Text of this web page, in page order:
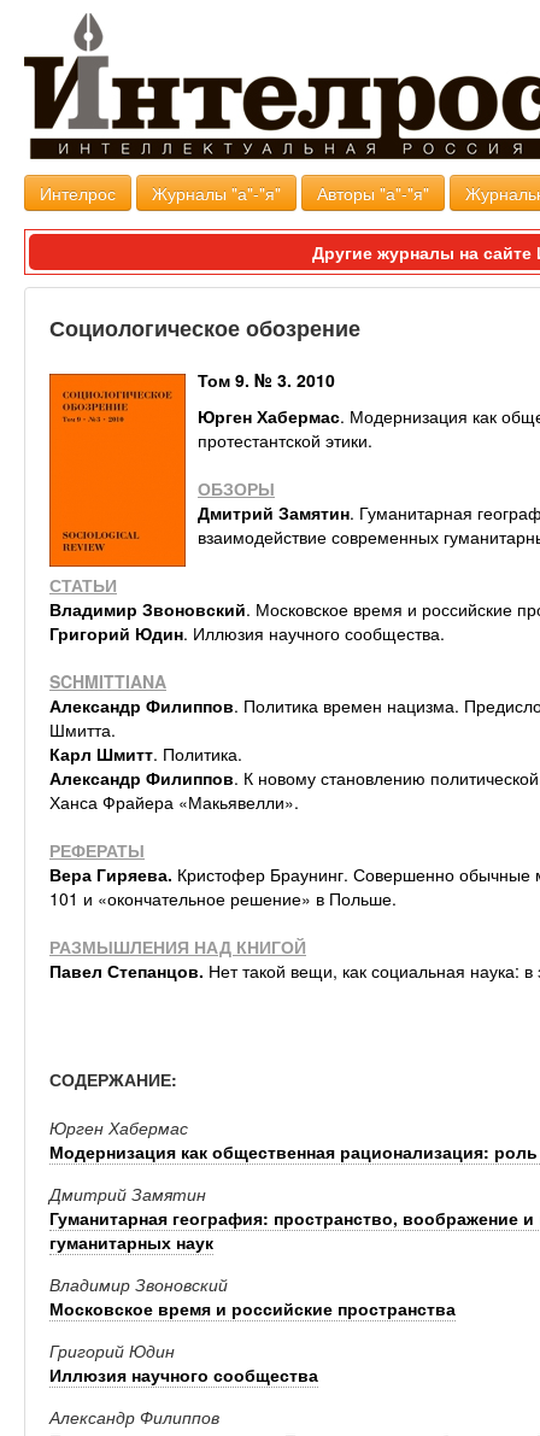
Интелрос Журналы "а"-"я" Авторы "а"-"я"
Другие журналы на
Социологическое обозрение
Том 9. № 3. 2010
Юрген Хабермас. Модернизация как
протестантской этики.
ОБЗОРЫ
Дмитрий Замятин. Гуманитарная
взаимодействие современных
СТАТЬИ
Владимир Звоновский. Московское время и российские
Григорий Юдин. Иллюзия научного сообщества.
SCHMITTIANA
Александр Филиппов. Политика времен нацизма.
Шмитта.
Карл Шмитт. Политика.
Александр Филиппов. К новому становлению
Ханса Фрайера «Макьявелли».
РЕФЕРАТЫ
Вера Гиряева. Кристофер Браунинг. Совершенно обычные
101 и «окончательное решение» в Польше.
РАЗМЫШЛЕНИЯ НАД КНИГОЙ
Павел Степанцов. Нет такой вещи, как социальная наука:
СОДЕРЖАНИЕ:
Юрген Хабермас
Модернизация как общественная рационализация: роль
Дмитрий Замятин
Гуманитарная география: пространство, воображение
гуманитарных наук
Владимир Звоновский
Московское время и российские пространства
Григорий Юдин
Иллюзия научного сообщества
Александр Филиппов